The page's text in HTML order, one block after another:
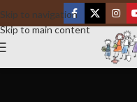
Skip to navigation
Skip to main content